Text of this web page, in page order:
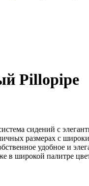
Pillopipe
сидений с
размерах с
удобное и
в широкой палитре